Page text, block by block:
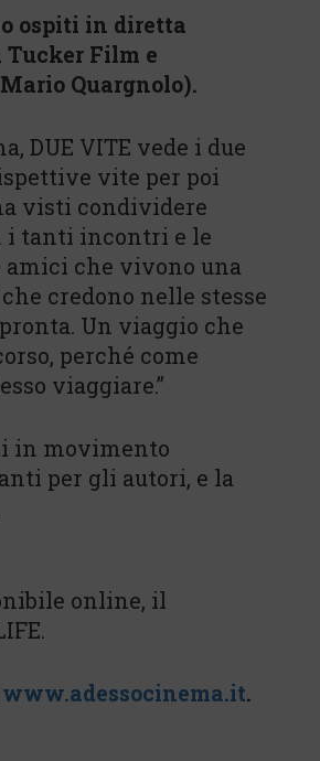
ospiti in diretta
Film e
Quargnolo).
DUE VITE vede i due
vite per poi
visti condividere
i tanti incontri e le
amici che vivono una
credono nelle stesse
Un viaggio che
perché come
viaggiare.”
in movimento
per gli autori, e la
online, il
www.adessocinema.it.